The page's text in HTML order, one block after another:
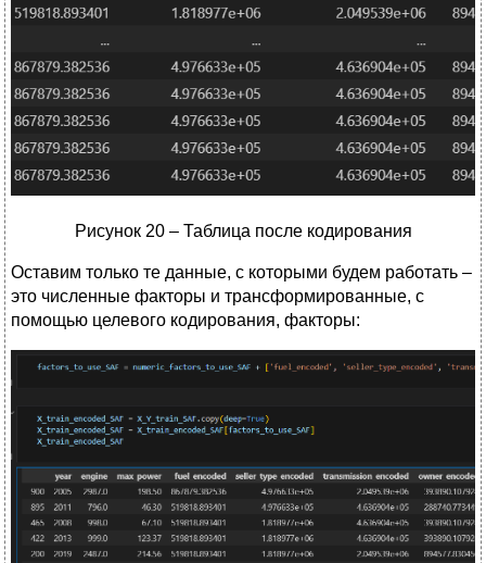
Рисунок 20 – Таблица после кодирования
Оставим только те данные, с которыми будем работать –
это численные факторы и трансформированные, с
помощью целевого кодирования, факторы: